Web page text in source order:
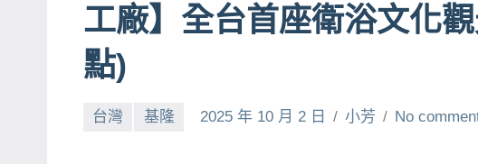
目
班
外
工廠】全台首座衛浴文化
點)
台灣 基隆 2025 年 10 月 2 日 小芳 No